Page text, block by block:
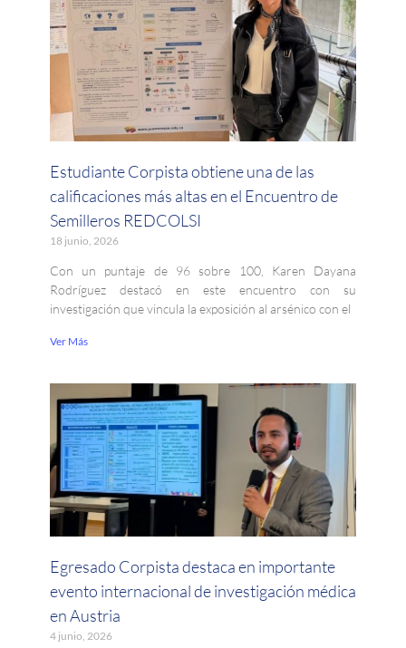
Estudiante Corpista obtiene una de las
calificaciones más altas en el Encuentro de
Semilleros REDCOLSI
18 junio, 2026
Con un puntaje de 96 sobre 100, Karen Dayana
Rodríguez destacó en este encuentro con su
investigación que vincula la exposición al arsénico con el
Ver Más
Egresado Corpista destaca en importante
evento internacional de investigación médica
en Austria
4 junio, 2026